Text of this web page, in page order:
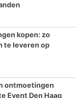
kopen: zo
te leveren op
ontmoetingen
Event Den Haag